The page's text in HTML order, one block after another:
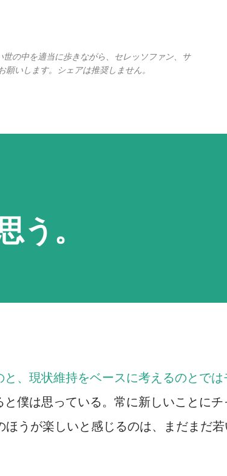
の中を適当に歩きながら、セレッソファン、サ
いします。シェアは推奨しません。
う。
、現状維持をベースに考えるのとでは
僕は思っている。常に新しいことにチ
うが楽しいと感じるのは、まだまだ